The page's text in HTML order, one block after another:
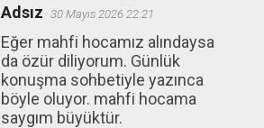
Adsız 30 Mayıs 2026 22:21
Eğer mahfi hocamız alındaysa
da özür diliyorum. Günlük
konuşma sohbetiyle yazınca
böyle oluyor. mahfi hocama
saygım büyüktür.